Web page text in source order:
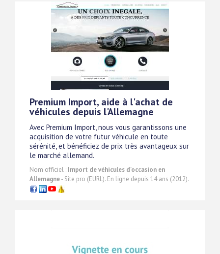
Premium Import, aide à l'achat de
véhicules depuis l'Allemagne
Avec Premium Import, nous vous garantissons une
acquisition de votre futur véhicule en toute
sérénité, et bénéficiez de prix très avantageux sur
le marché allemand.
Nom officiel : Import de véhicules d'occasion en
Allemagne- Site pro (EURL). En ligne depuis 14 ans (2012).